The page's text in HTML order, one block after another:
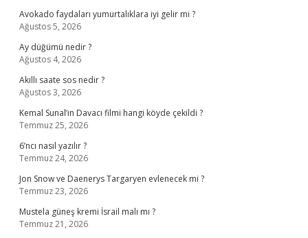
Avokado faydaları yumurtalıklara iyi gelir mi ?
Ağustos 5, 2026
Ay düğümü nedir ?
Ağustos 4, 2026
Akıllı saate sos nedir ?
Ağustos 3, 2026
Kemal Sunal’ın Davacı filmi hangi köyde çekildi ?
Temmuz 25, 2026
6’ncı nasıl yazılır ?
Temmuz 24, 2026
Jon Snow ve Daenerys Targaryen evlenecek mi ?
Temmuz 23, 2026
Mustela güneş kremi İsrail malı mı ?
Temmuz 21, 2026